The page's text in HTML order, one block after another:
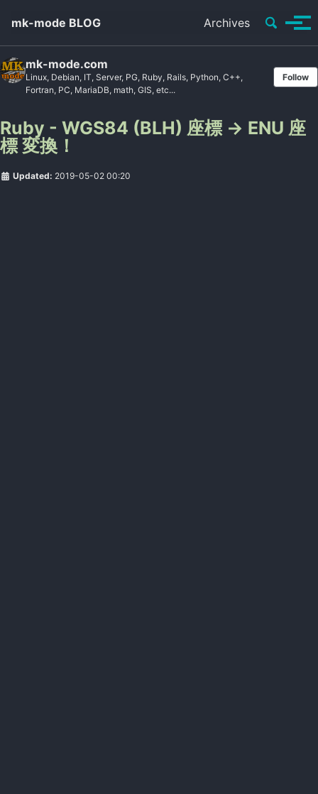
mk-mode BLOG Archives Toggle
mk-mode.com
Linux, Debian, IT, Server, PG, Ruby, Rails, Python, C++,
Fortran, PC, MariaDB, math, GIS, etc...
Follow
Ruby - WGS84 (BLH) 座標 -> ENU 座
標 変換！
Updated: 2019-05-02 00:20